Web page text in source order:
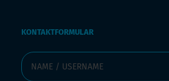
KONTAKTFORMULAR